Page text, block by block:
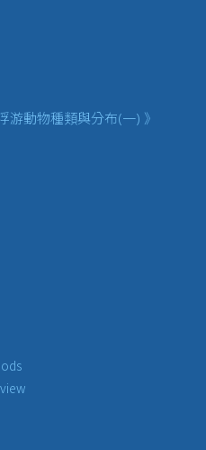
游動物種類與分布(一) 》